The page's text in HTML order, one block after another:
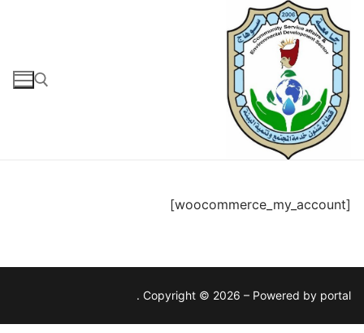
التجاوز
إلى
المحتوى
[woocommerce_my_account]
Copyright © 2026 – Powered by portal .